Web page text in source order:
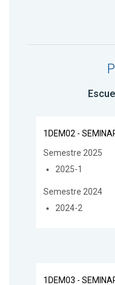
1DEM02 -
Semestre 2025
2025-1
Semestre 2024
2024-2
1DEM03 -